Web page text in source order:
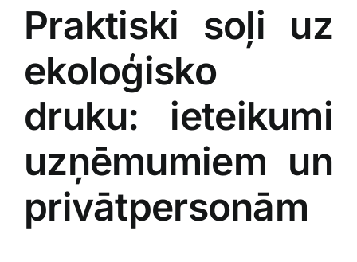
Praktiski soļi uz
ekoloģisko
druku: ieteikumi​
uzņēmumiem un
privātpersonām